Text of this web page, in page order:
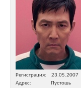
Регистрация
23.05.2007
Адрес
Пустошь